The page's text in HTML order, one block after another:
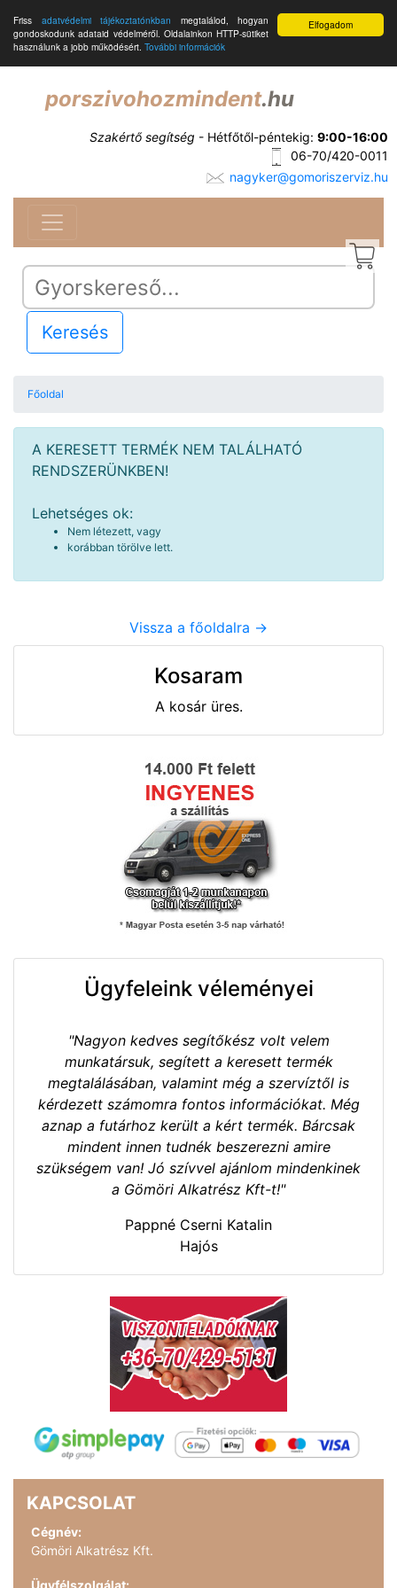
Elfogadom
Friss adatvédelmi tájékoztatónkban megtalálod, hogyan
gondoskodunk adataid védelméről. Oldalainkon HTTP-sütiket
használunk a jobb működésért. További információk
porszivohozmindent.hu
Szakértő segítség - Hétfőtől-péntekig: 9:00-16:00
06-70/420-0011
nagyker@gomoriszerviz.hu
Keresés
Főoldal
A KERESETT TERMÉK NEM TALÁLHATÓ
RENDSZERÜNKBEN!
Lehetséges ok:
Nem létezett, vagy
korábban törölve lett.
Vissza a főoldalra ->
Kosaram
A kosár üres.
Ügyfeleink véleményei
"Nagyon kedves segítőkész volt velem
munkatársuk, segített a keresett termék
megtalálásában, valamint még a szervíztől is
kérdezett számomra fontos információkat. Még
aznap a futárhoz került a kért termék. Bárcsak
mindent innen tudnék beszerezni amire
szükségem van! Jó szívvel ajánlom mindenkinek
a Gömöri Alkatrész Kft-t!"
Pappné Cserni Katalin
Hajós
KAPCSOLAT
Cégnév:
Gömöri Alkatrész Kft.
Ügyfélszolgálat: